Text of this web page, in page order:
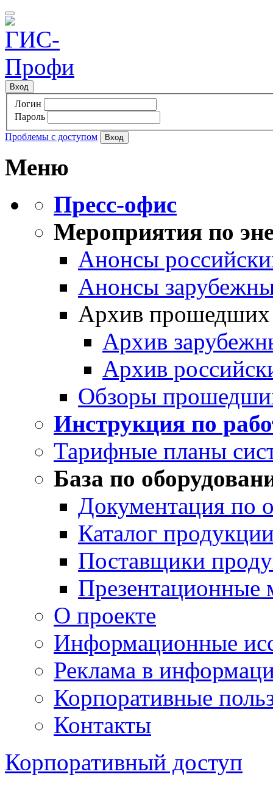
Вход
Логин
Пароль
Проблемы с доступом
Меню
Пресс-офис
Мероприятия по
Анонсы
Анонсы
Архив прошедших
Архив
Архив
Обзоры
Инструкция по
Тарифные планы
База по
Документация по
Каталог
Поставщики
Презентационные
О проекте
Информационные
Реклама в
Корпоративные
Контакты
Корпоративный доступ